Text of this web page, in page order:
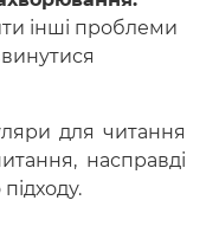
інші проблеми
для читання
насправді